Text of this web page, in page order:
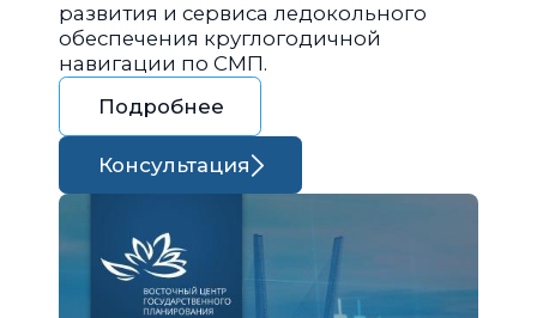
развития и сервиса ледокольного
обеспечения круглогодичной
навигации по СМП.
Подробнее
Консультация